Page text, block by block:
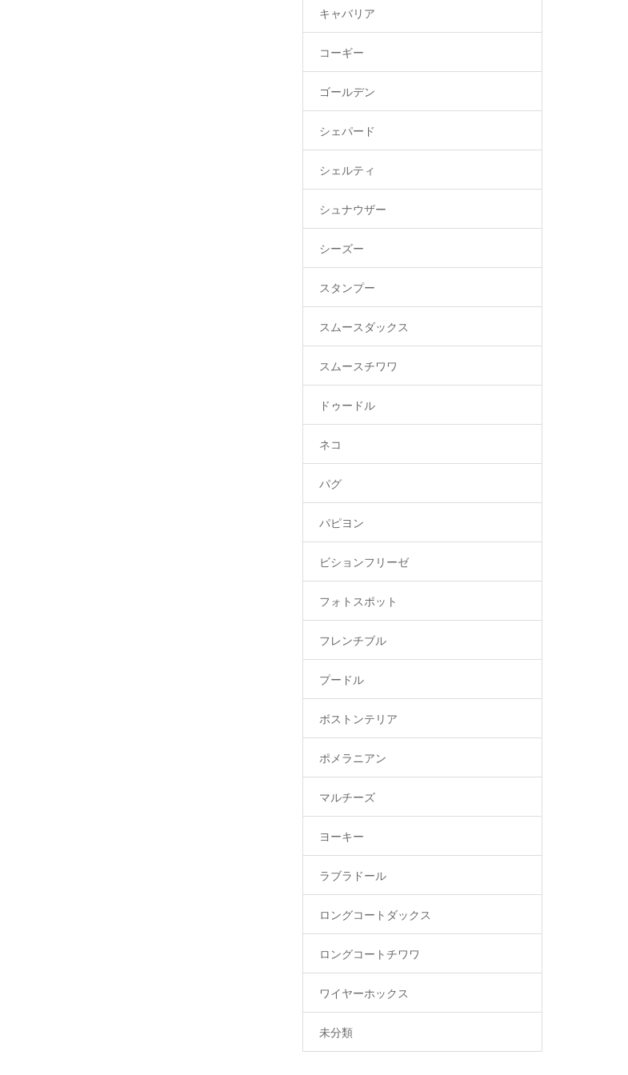
キャバリア
コーギー
ゴールデン
シェパード
シェルティ
シュナウザー
シーズー
スタンプー
スムースダックス
スムースチワワ
ドゥードル
ネコ
パグ
パピヨン
ビションフリーゼ
フォトスポット
フレンチブル
プードル
ボストンテリア
ポメラニアン
マルチーズ
ヨーキー
ラブラドール
ロングコートダックス
ロングコートチワワ
ワイヤーホックス
未分類